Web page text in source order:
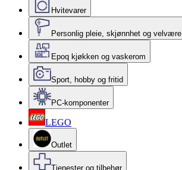
Hvitevarer
Personlig pleie, skjønnhet og velvære
Epoq kjøkken og vaskerom
Sport, hobby og fritid
PC-komponenter
LEGO
Outlet
Tjenester og tilbehør